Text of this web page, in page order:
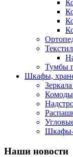
Тумбы
Шкафы,
Комоды
Наши новости